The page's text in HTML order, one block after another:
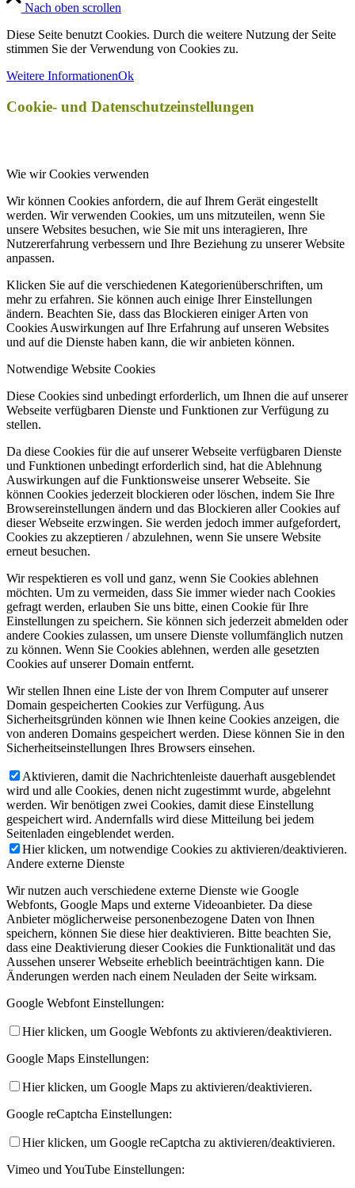
Nach oben scrollen
Diese Seite benutzt Cookies. Durch die weitere Nutzung der Seite
stimmen Sie der Verwendung von Cookies zu.
Weitere InformationenOk
Cookie- und Datenschutzeinstellungen
Wie wir Cookies verwenden
Wir können Cookies anfordern, die auf Ihrem Gerät eingestellt
werden. Wir verwenden Cookies, um uns mitzuteilen, wenn Sie
unsere Websites besuchen, wie Sie mit uns interagieren, Ihre
Nutzererfahrung verbessern und Ihre Beziehung zu unserer Website
anpassen.
Klicken Sie auf die verschiedenen Kategorienüberschriften, um
mehr zu erfahren. Sie können auch einige Ihrer Einstellungen
ändern. Beachten Sie, dass das Blockieren einiger Arten von
Cookies Auswirkungen auf Ihre Erfahrung auf unseren Websites
und auf die Dienste haben kann, die wir anbieten können.
Notwendige Website Cookies
Diese Cookies sind unbedingt erforderlich, um Ihnen die auf unserer
Webseite verfügbaren Dienste und Funktionen zur Verfügung zu
stellen.
Da diese Cookies für die auf unserer Webseite verfügbaren Dienste
und Funktionen unbedingt erforderlich sind, hat die Ablehnung
Auswirkungen auf die Funktionsweise unserer Webseite. Sie
können Cookies jederzeit blockieren oder löschen, indem Sie Ihre
Browsereinstellungen ändern und das Blockieren aller Cookies auf
dieser Webseite erzwingen. Sie werden jedoch immer aufgefordert,
Cookies zu akzeptieren / abzulehnen, wenn Sie unsere Website
erneut besuchen.
Wir respektieren es voll und ganz, wenn Sie Cookies ablehnen
möchten. Um zu vermeiden, dass Sie immer wieder nach Cookies
gefragt werden, erlauben Sie uns bitte, einen Cookie für Ihre
Einstellungen zu speichern. Sie können sich jederzeit abmelden oder
andere Cookies zulassen, um unsere Dienste vollumfänglich nutzen
zu können. Wenn Sie Cookies ablehnen, werden alle gesetzten
Cookies auf unserer Domain entfernt.
Wir stellen Ihnen eine Liste der von Ihrem Computer auf unserer
Domain gespeicherten Cookies zur Verfügung. Aus
Sicherheitsgründen können wie Ihnen keine Cookies anzeigen, die
von anderen Domains gespeichert werden. Diese können Sie in den
Sicherheitseinstellungen Ihres Browsers einsehen.
Aktivieren, damit die Nachrichtenleiste dauerhaft ausgeblendet
wird und alle Cookies, denen nicht zugestimmt wurde, abgelehnt
werden. Wir benötigen zwei Cookies, damit diese Einstellung
gespeichert wird. Andernfalls wird diese Mitteilung bei jedem
Seitenladen eingeblendet werden.
Hier klicken, um notwendige Cookies zu aktivieren/deaktivieren.
Andere externe Dienste
Wir nutzen auch verschiedene externe Dienste wie Google
Webfonts, Google Maps und externe Videoanbieter. Da diese
Anbieter möglicherweise personenbezogene Daten von Ihnen
speichern, können Sie diese hier deaktivieren. Bitte beachten Sie,
dass eine Deaktivierung dieser Cookies die Funktionalität und das
Aussehen unserer Webseite erheblich beeinträchtigen kann. Die
Änderungen werden nach einem Neuladen der Seite wirksam.
Google Webfont Einstellungen:
Hier klicken, um Google Webfonts zu aktivieren/deaktivieren.
Google Maps Einstellungen:
Hier klicken, um Google Maps zu aktivieren/deaktivieren.
Google reCaptcha Einstellungen:
Hier klicken, um Google reCaptcha zu aktivieren/deaktivieren.
Vimeo und YouTube Einstellungen: